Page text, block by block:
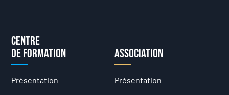
Centre
de formation
Présentation
Association
Présentation